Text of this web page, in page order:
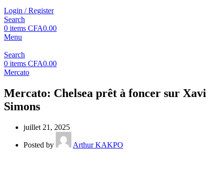
Login / Register
Search
0 items CFA0.00
Menu
Search
0 items CFA0.00
Mercato
Mercato: Chelsea prêt à foncer sur Xavi
Simons
juillet 21, 2025
Posted by Arthur KAKPO